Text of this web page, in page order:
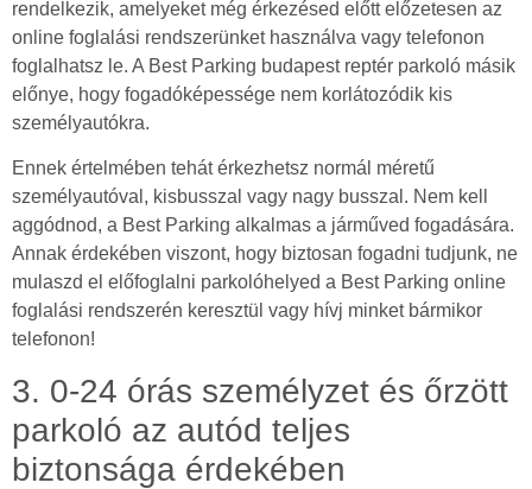
rendelkezik, amelyeket még érkezésed előtt előzetesen az
online foglalási rendszerünket használva vagy telefonon
foglalhatsz le. A Best Parking budapest reptér parkoló másik
előnye, hogy fogadóképessége nem korlátozódik kis
személyautókra.
Ennek értelmében tehát érkezhetsz normál méretű
személyautóval, kisbusszal vagy nagy busszal. Nem kell
aggódnod, a Best Parking alkalmas a járműved fogadására.
Annak érdekében viszont, hogy biztosan fogadni tudjunk, ne
mulaszd el előfoglalni parkolóhelyed a Best Parking online
foglalási rendszerén keresztül vagy hívj minket bármikor
telefonon!
3. 0-24 órás személyzet és őrzött
parkoló az autód teljes
biztonsága érdekében